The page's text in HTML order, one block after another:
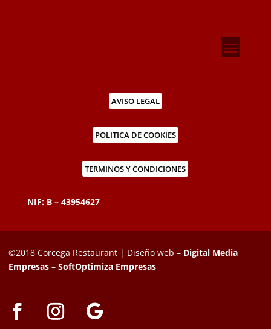
AVISO LEGAL
POLITICA DE COOKIES
TERMINOS Y CONDICIONES
NIF: B – 43954627
©2018 Corcega Restaurant | Diseño web – Digital Media
Empresas – SoftOptimiza Empresas